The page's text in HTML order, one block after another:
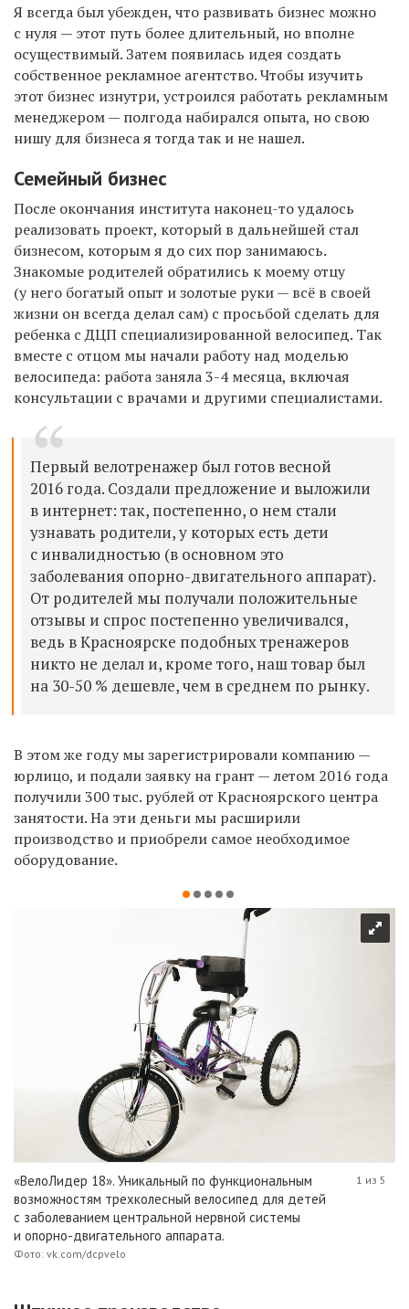
Я всегда был убежден, что развивать бизнес можно
с нуля — этот путь более длительный, но вполне
осуществимый. Затем появилась идея создать
собственное рекламное агентство. Чтобы изучить
этот бизнес изнутри, устроился работать рекламным
менеджером — полгода набирался опыта, но свою
нишу для бизнеса я тогда так и не нашел.
Семейный бизнес
После окончания института наконец-то удалось
реализовать проект, который в дальнейшей стал
бизнесом, которым я до сих пор занимаюсь.
Знакомые родителей обратились к моему отцу
(у него богатый опыт и золотые руки — всё в своей
жизни он всегда делал сам) с просьбой сделать для
ребенка с ДЦП специализированной велосипед. Так
вместе с отцом мы начали работу над моделью
велосипеда: работа заняла 3-4 месяца, включая
консультации с врачами и другими специалистами.
Первый велотренажер был готов весной
2016 года. Создали предложение и выложили
в интернет: так, постепенно, о нем стали
узнавать родители, у которых есть дети
с инвалидностью (в основном это
заболевания опорно-двигательного аппарат).
От родителей мы получали положительные
отзывы и спрос постепенно увеличивался,
ведь в Красноярске подобных тренажеров
никто не делал и, кроме того, наш товар был
на 30-50 % дешевле, чем в среднем по рынку.
В этом же году мы зарегистрировали компанию —
юрлицо, и подали заявку на грант — летом 2016 года
получили 300 тыс. рублей от Красноярского центра
занятости. На эти деньги мы расширили
производство и приобрели самое необходимое
оборудование.
«ВелоЛидер 18». Уникальный по функциональным
возможностям трехколесный велосипед для детей
с заболеванием центральной нервной системы
и опорно-двигательного аппарата.
Фото: vk.com/dcpvelo
1 из 5